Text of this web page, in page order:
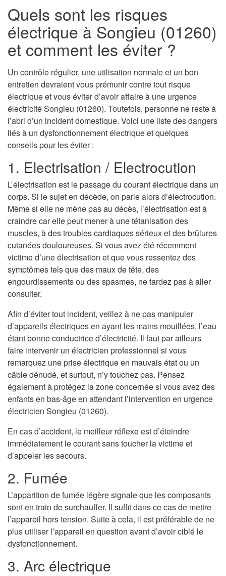
Quels sont les risques
électrique à Songieu (01260)
et comment les éviter ?
Un contrôle régulier, une utilisation normale et un bon
entretien devraient vous prémunir contre tout risque
électrique et vous éviter d’avoir affaire à une urgence
électricité Songieu (01260). Toutefois, personne ne reste à
l’abri d’un incident domestique. Voici une liste des dangers
liés à un dysfonctionnement électrique et quelques
conseils pour les éviter :
1. Electrisation / Electrocution
L’électrisation est le passage du courant électrique dans un
corps. Si le sujet en décède, on parle alors d’électrocution.
Même si elle ne mène pas au décès, l’électrisation est à
craindre car elle peut mener à une tétanisation des
muscles, à des troubles cardiaques sérieux et des brûlures
cutanées douloureuses. Si vous avez été récemment
victime d’une électrisation et que vous ressentez des
symptômes tels que des maux de tête, des
engourdissements ou des spasmes, ne tardez pas à aller
consulter.
Afin d’éviter tout incident, veillez à ne pas manipuler
d’appareils électriques en ayant les mains mouillées, l’eau
étant bonne conductrice d’électricité. Il faut par ailleurs
faire intervenir un électricien professionnel si vous
remarquez une prise électrique en mauvais état ou un
câble dénudé, et surtout, n’y touchez pas. Pensez
également à protégez la zone concernée si vous avez des
enfants en bas-âge en attendant l’intervention en urgence
électricien Songieu (01260).
En cas d’accident, le meilleur réflexe est d’éteindre
immédiatement le courant sans toucher la victime et
d’appeler les secours.
2. Fumée
L’apparition de fumée légère signale que les composants
sont en train de surchauffer. Il suffit dans ce cas de mettre
l’appareil hors tension. Suite à cela, il est préférable de ne
plus utiliser l’appareil en question avant d’avoir ciblé le
dysfonctionnement.
3. Arc électrique